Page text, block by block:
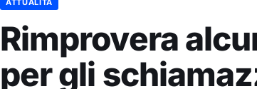
ATTUALITÀ
Rimprovera
per gli